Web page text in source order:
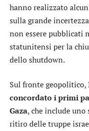
hanno realizzato
sulla grande
non essere pubblicati
statunitensi per la
dello shutdown.
Sul fronte geopolitico,
concordato i primi
Gaza, che include uno
ritiro delle truppe